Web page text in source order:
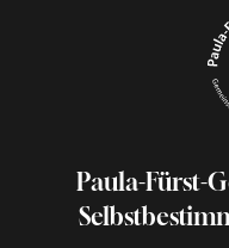
Paula-Fürst-